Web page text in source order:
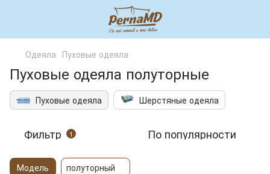
Одеяла Пуховые одеяла
Пуховые одеяла полуторные
Пуховые одеяла Шерстяные одеяла
Фильтр 1 По популярности
Модель полуторный